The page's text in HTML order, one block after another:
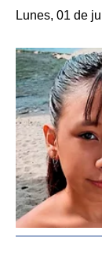
Lunes, 01 de